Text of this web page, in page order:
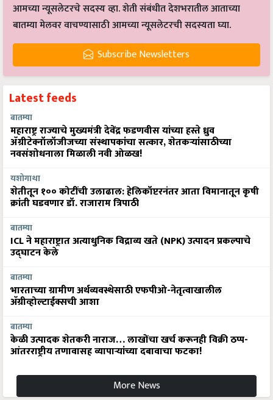
आमच्या न्यूसलेटरचे सदस्य व्हा. शेती संबंधीत देशभरातील आताच्या
बातम्या मेलवर वाचण्यासाठी आमच्या न्यूसलेटरची सदस्यता घ्या.
Subscribe Newsletters
Latest feeds
बातम्या
महाराष्ट्र राज्याचे मुख्यमंत्री देवेंद्र फडणवीस यांच्या हस्ते ध्रुव
ॲग्रीटेक्नॉलॉजीजच्या संस्थापकांचा सत्कार, शेतकऱ्यांसाठीच्या
नवसंशोधनाला मिळाली नवी ओळख!
यशोगाथा
शेतीतून १०० कोटींची उलाढाल: हेलिकॉप्टरनंतर आता विमानातून कृषी
क्रांती घडवणार डॉ. राजाराम त्रिपाठी
बातम्या
ICL ने महाराष्ट्रात अत्याधुनिक विद्राव्य खते (NPK) उत्पादन प्रकल्पाचे
उद्घाटन केले
बातम्या
भारताच्या ग्रामीण अर्थव्यवस्थेसाठी एफपीओ-नेतृत्वाखालील
अ‍ॅग्रीव्होल्टाईक्सची आशा
बातम्या
केळी उत्पादक शेतकरी नाराज… लाखोंचा खर्च करूनही विक्री ठप्प-
आंतरराष्ट्रीय तणावासह व्यापाऱ्यांच्या दबावाचा फटका!
More News